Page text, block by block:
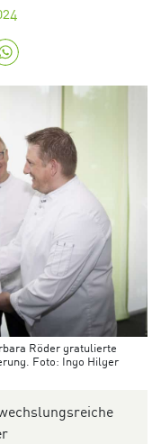
Röder gratulierte
Foto: Ingo Hilger